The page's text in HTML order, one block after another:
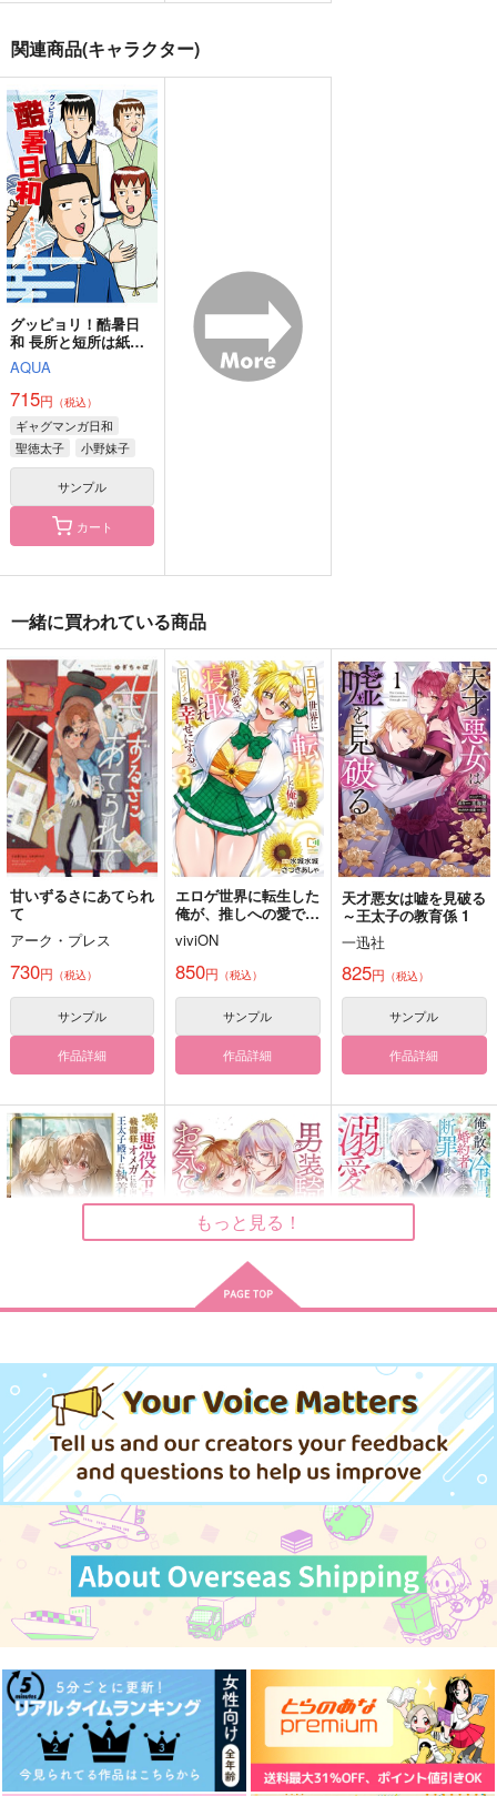
教頭先生にはひみつ
787
オールマイト×相澤消太
サンプル
作品詳細
VANITAS
572
ふりまわさないで
isotope
（税込）
「離れないで、側に居
て。」
らぴすらずり。
（税込）
カイザー×潔世一
サンプル
作品詳細
桜蕾 弐ノ幕
小花日和
1,980円（税込）
不死川実弥×冨岡義勇
サンプル
作品詳細
さくらのうた
小花日和
2,970円（税込）
不死川実弥×冨岡義勇
サンプル
作品詳細
ゆうなぎ 優凪
小花日和
1,760 円（税込）
不死川実弥×冨岡義勇
サンプル
作品詳細
37.2℃のてのひら
gardenia
629円（税込）
犬上照臣×佐狐浩太
作品詳細
夜を編む
isotope
1,147円（税込）
眞王×村田健
作品詳細
関連商品(キャラクター)
グッピョリ！酷暑日
和 長所と短所は紙一
重の巻
AQUA
715円 （税込）
ギャグマンガ日和
聖徳太子
小野妹子
松尾芭蕉
サンプル
カート
一緒に買われている商品
甘いずるさにあてられ
て
アーク・プレス
730円 （税込）
サンプル
作品詳細
エロゲ世界に転生した
俺が、推しへの愛で寝
取られヒロインを幸せ
にする。 3
viviON
850円 （税込）
サンプル
作品詳細
天才悪女は嘘を見破る
～王太子の教育係 1
一迅社
825円 （税込）
サンプル
作品詳細
ガに転向したら王太子
殿下に執着されました
アルファポリス
1,650円 （税込）
サンプル
作品詳細
気に入り 3
アルファポリス
サンプル
作品詳細
約者の王太子が断罪寸
前で溺愛してきた話、
聞く?
アルファポリス
1,650 円（税込）
サンプル
作品詳細
もっと見る！